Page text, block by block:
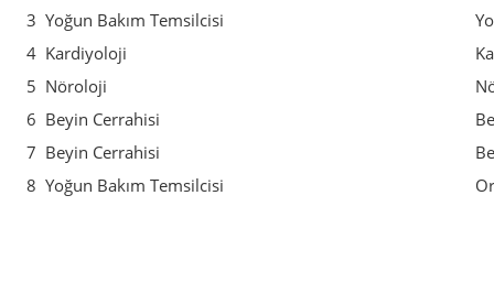
3 Yoğun Bakım Temsilcisi
4 Kardiyoloji
5 Nöroloji
6 Beyin Cerrahisi
7 Beyin Cerrahisi
8 Yoğun Bakım Temsilcisi